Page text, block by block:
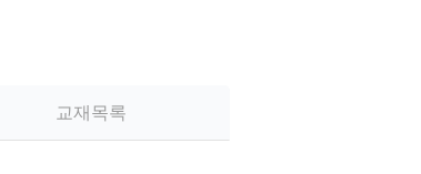
교재목록